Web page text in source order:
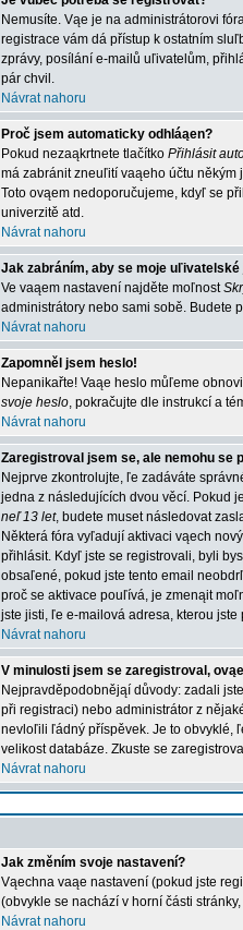
Nemusíte. Vąe je na administrátorovi
registrace vám dá přístup k ostatním
zprávy, posílání e-mailů uľivatelům,
pár chvil.
Návrat nahoru
Proč jsem automaticky odhláąen?
Pokud nezaąkrtnete tlačítko Přihlásit
má zabránit zneuľití vaąeho účtu
Toto ovąem nedoporučujeme, kdyľ se
univerzitě atd.
Návrat nahoru
Jak zabráním, aby se moje
Ve vaąem nastavení najděte moľnost
administrátory nebo sami sobě. Budete
Návrat nahoru
Zapomněl jsem heslo!
Nepanikařte! Vaąe heslo můľeme
svoje heslo, pokračujte dle instrukcí a
Návrat nahoru
Zaregistroval jsem se, ale nemohu se
Nejprve zkontrolujte, ľe zadáváte
jedna z následujících dvou věcí. Pokud
neľ 13 let, budete muset následovat
Některá fóra vyľadují aktivaci vąech
přihlásit. Kdyľ jste se registrovali, byli
obsaľené, pokud jste tento email
proč se aktivace pouľívá, je zmenąit
jste jisti, ľe e-mailová adresa, kterou
Návrat nahoru
V minulosti jsem se zaregistroval,
Nejpravděpodobnějąí důvody: zadali
při registraci) nebo administrátor z
nevloľili ľádný příspěvek. Je to obvyklé,
velikost databáze. Zkuste se
Návrat nahoru
Jak změním svoje nastavení?
Vąechna vaąe nastavení (pokud jste
(obvykle se nachází v horní části
Návrat nahoru